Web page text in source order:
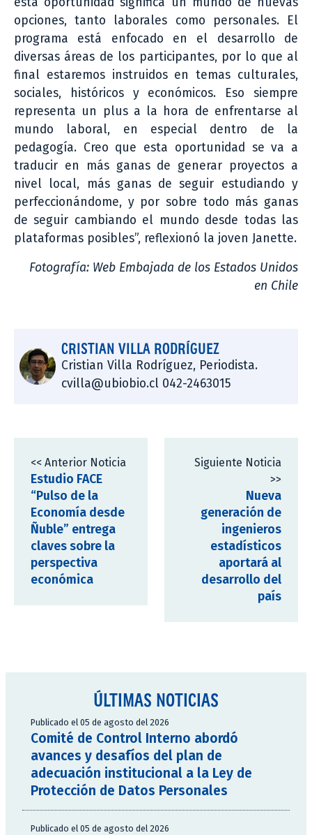
opciones, tanto laborales como personales. El
programa está enfocado en el desarrollo de
diversas áreas de los participantes, por lo que al
final estaremos instruidos en temas culturales,
sociales, históricos y económicos. Eso siempre
representa un plus a la hora de enfrentarse al
mundo laboral, en especial dentro de la
pedagogía. Creo que esta oportunidad se va a
traducir en más ganas de generar proyectos a
nivel local, más ganas de seguir estudiando y
perfeccionándome, y por sobre todo más ganas
de seguir cambiando el mundo desde todas las
plataformas posibles”, reflexionó la joven Janette.
Fotografía: Web Embajada de los Estados Unidos
en Chile
CRISTIAN VILLA RODRÍGUEZ
Cristian Villa Rodríguez, Periodista.
cvilla@ubiobio.cl 042-2463015
<< Anterior Noticia
Estudio FACE
“Pulso de la
Economía desde
Ñuble” entrega
claves sobre la
perspectiva
económica
Siguiente Noticia
>>
Nueva
generación de
ingenieros
estadísticos
aportará al
desarrollo del
país
ÚLTIMAS NOTICIAS
Publicado el 05 de agosto del 2026
Comité de Control Interno abordó
avances y desafíos del plan de
adecuación institucional a la Ley de
Protección de Datos Personales
Publicado el 05 de agosto del 2026